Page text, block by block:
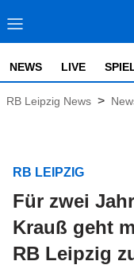
NEWS LIVE
RB Leipzig News >
RB LEIPZIG
Für zwei
Krauß geht
RB Leipzig